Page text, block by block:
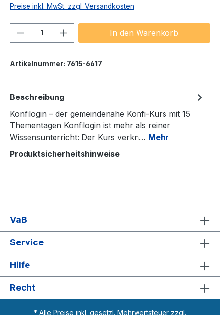
Preise inkl. MwSt. zzgl. Versandkosten
Produkt Anzahl: Gib denIn den Warenkorb
Artikelnummer: 7615-6617
Beschreibung
Konfilogin – der gemeindenahe Konfi-Kurs mit 15
Thementagen Konfilogin ist mehr als reiner
Wissensunterricht: Der Kurs verkn… Mehr
Produktsicherheitshinweise
VaB
Service
Hilfe
Recht
* Alle Preise inkl. gesetzl. Mehrwertsteuer zzgl.